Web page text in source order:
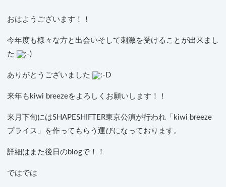
おはようございます！！
今年度も様々な方と出会いそして刺激を受けることが出来まし
た
ありがとうございました
来年もkiwi breezeをよろしくお願いします！！
来月下旬にはSHAPESHIFTER東京公演が行われ「kiwi breeze
プライス」を作ってもらう運びになっております。
詳細はまた後日のblogで！！
ではでは